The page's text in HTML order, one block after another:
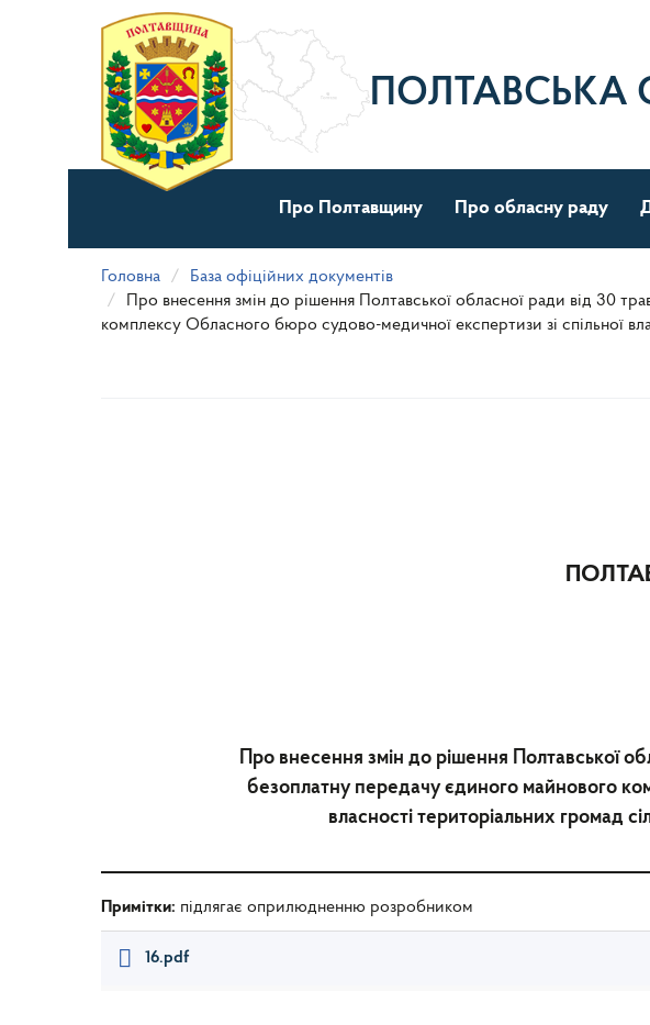
матеріалу
ПОЛТАВСЬКА
Про Полтавщину Про обласну раду
Головна
База офіційних документів
Про внесення змін до рішення Полтавської обласної ради від 30
комплексу Обласного бюро судово-медичної експертизи зі спільної
Про внесення змін до рішення Полтавської
безоплатну передачу єдиного майнового
власності територіальних громад
Примітки: підлягає оприлюдненню розробником
16.pdf